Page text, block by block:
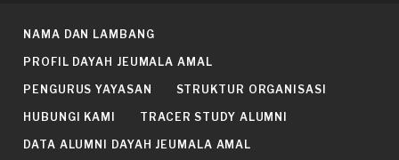
NAMA DAN LAMBANG
PROFIL DAYAH JEUMALA AMAL
PENGURUS YAYASAN STRUKTUR ORGANISASI
HUBUNGI KAMI TRACER STUDY ALUMNI
DATA ALUMNI DAYAH JEUMALA AMAL